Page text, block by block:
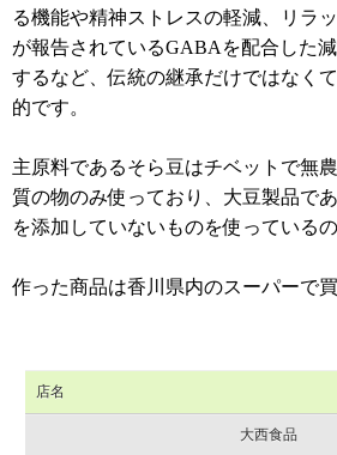
る機能や精神ストレスの軽減、リラ
が報告されているGABAを配合した
するなど、伝統の継承だけではなく
的です。
主原料であるそら豆はチベットで無
質の物のみ使っており、大豆製品で
を添加していないものを使っている
作った商品は香川県内のスーパーで
店名
大西食品